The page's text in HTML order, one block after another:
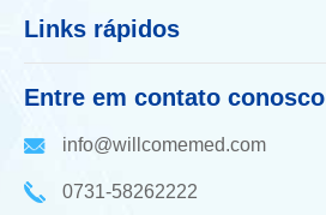
Links rápidos
Entre em contato conosco
info@willcomemed.com
0731-58262222